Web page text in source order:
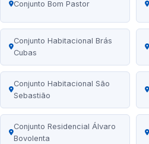
Conjunto Bom Pastor
Conjunto Habitacional Brás
Cubas
Conjunto Habitacional São
Sebastião
Conjunto Residencial Álvaro
Bovolenta